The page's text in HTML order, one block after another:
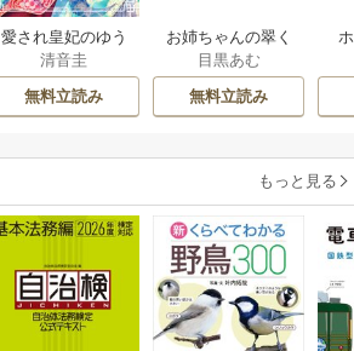
愛され皇妃のゆう
うつ
清音圭
無料立読み
お姉ちゃんの翠く
ん
目黒あむ
無料立読み
もっと見る